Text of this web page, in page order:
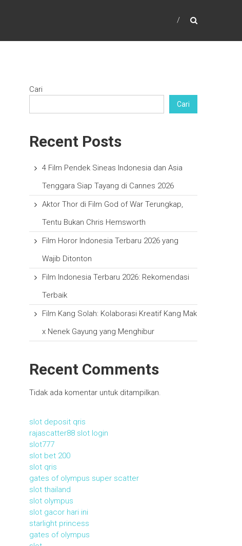
Cari
Cari
Recent Posts
4 Film Pendek Sineas Indonesia dan Asia
Tenggara Siap Tayang di Cannes 2026
Aktor Thor di Film God of War Terungkap,
Tentu Bukan Chris Hemsworth
Film Horor Indonesia Terbaru 2026 yang
Wajib Ditonton
Film Indonesia Terbaru 2026: Rekomendasi
Terbaik
Film Kang Solah: Kolaborasi Kreatif Kang Mak
x Nenek Gayung yang Menghibur
Recent Comments
Tidak ada komentar untuk ditampilkan.
slot deposit qris
rajascatter88 slot login
slot777
slot bet 200
slot qris
gates of olympus super scatter
slot thailand
slot olympus
slot gacor hari ini
starlight princess
gates of olympus